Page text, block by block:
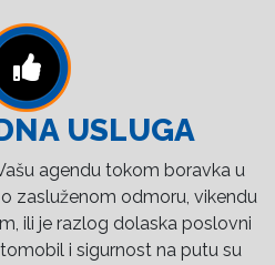
USLUGA
agendu tokom boravka u
zasluženom odmoru, vikendu
ili je razlog dolaska poslovni
i sigurnost na putu su